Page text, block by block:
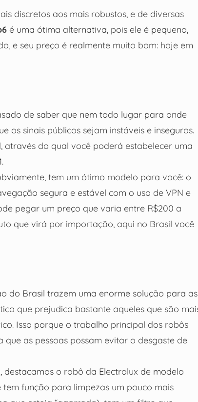
discretos aos mais robustos, e de diversas
é uma ótima alternativa, pois ele é pequeno,
e seu preço é realmente muito bom: hoje em
de saber que nem todo lugar para onde
os sinais públicos sejam instáveis e inseguros.
do qual você poderá estabelecer uma
tem um ótimo modelo para você: o
segura e estável com o uso de VPN e
pegar um preço que varia entre R$200 a
que virá por importação, aqui no Brasil você
do Brasil trazem uma enorme solução para as
que prejudica bastante aqueles que são
Isso porque o trabalho principal dos robôs
as pessoas possam evitar o desgaste de
o robô da Electrolux de modelo
tem função para limpezas um pouco mais